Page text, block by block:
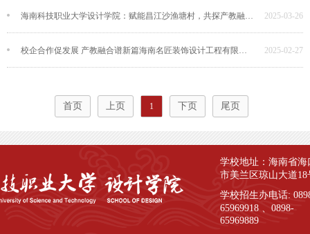
海南科技职业大学设计学院：赋能昌江沙渔塘村，共探产教融合新路径 2025-03-26
校企合作促发展 产教融合谱新篇海南名匠装饰设计工程有限公司与海南科技职业大学设计学院开展交流活动 2025-02-27
首页 上页 1 下页 尾页
学校地址：海南省海
市美兰区琼山大道18
学校招生办电话:
65969918 、0898-
65969889